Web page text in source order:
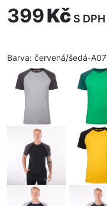
399Kč S DPH
Barva: červená/šedá-A07